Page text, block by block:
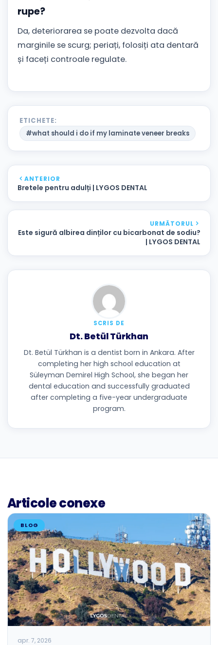
rupe?
Da, deteriorarea se poate dezvolta dacă
marginile se scurg; periați, folosiți ata dentară
și faceți controale regulate.
ETICHETE:
#what should i do if my laminate veneer breaks
ANTERIOR
Bretele pentru adulți | LYGOS DENTAL
URMĂTORUL
Este sigură albirea dinților cu bicarbonat de sodiu?
| LYGOS DENTAL
SCRIS DE
Dt. Betül Türkhan
Dt. Betül Türkhan is a dentist born in Ankara. After
completing her high school education at
Süleyman Demirel High School, she began her
dental education and successfully graduated
after completing a five-year undergraduate
program.
Articole conexe
BLOG
apr. 7, 2026